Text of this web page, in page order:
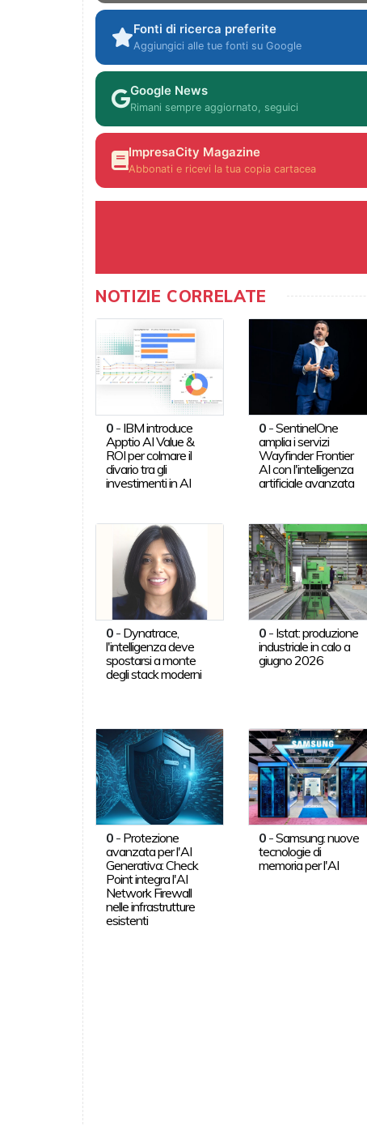
Fonti di ricerca preferite
Aggiungici alle tue fonti su Google
Google News
Rimani sempre aggiornato, seguici
ImpresaCity Magazine
Abbonati e ricevi la tua copia cartacea
NOTIZIE CORRELATE
0- IBM introduce
Apptio AI Value &
ROI per colmare il
divario tra gli
investimenti in AI
0 -SentinelOne
amplia i servizi
Wayfinder Frontier
AI con l'intelligenza
artificiale avanzata
0- Dynatrace,
l'intelligenza deve
spostarsi a monte
degli stack moderni
0 - Istat: produzione
industriale in calo a
giugno 2026
0- Protezione
avanzata per l'AI
Generativa: Check
Point integra l'AI
Network Firewall
nelle infrastrutture
esistenti
0 -Samsung: nuove
tecnologie di
memoria per l'AI